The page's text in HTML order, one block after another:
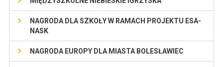
NAGRODA DLA SZKOŁY W RAMACH PROJEKTU ESA-
NASK
NAGRODA EUROPY DLA MIASTA BOLESŁAWIEC